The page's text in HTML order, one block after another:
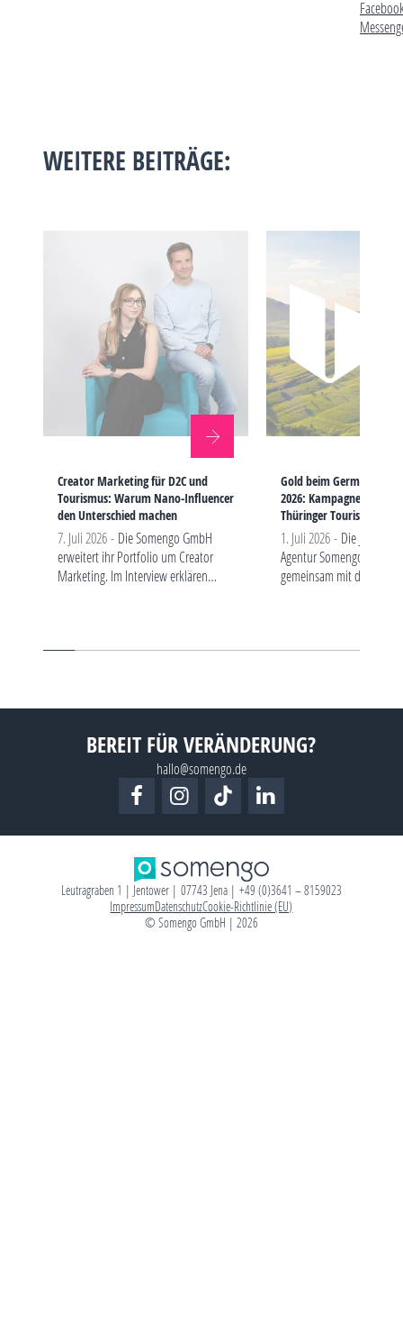
WEITERE BEITRÄGE:
Creator Marketing für D2C und
Tourismus: Warum Nano-Influencer
den Unterschied machen
7. Juli 2026 - Die Somengo GmbH
erweitert ihr Portfolio um Creator
Marketing. Im Interview erklären
Tourismusunternehmen von…
Gold beim German
2026: Kampagne
Thüringer Tourismus
1. Juli 2026 - Die Jenaer
Agentur Somengo gewinnt
gemeinsam mit der
Brand Strategy…
BEREIT FÜR VERÄNDERUNG?
hallo@somengo.de
Leutragraben 1 | Jentower | 07743 Jena | +49 (0)3641 – 8159023
ImpressumDatenschutzCookie-Richtlinie (EU)
© Somengo GmbH | 2026